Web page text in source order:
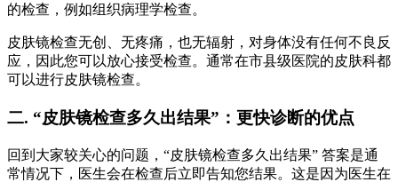
的检查，例如组织病理学检查。
皮肤镜检查无创、无疼痛，也无辐射，对身体没有任何不良反
应，因此您可以放心接受检查。通常在市县级医院的皮肤科都
可以进行皮肤镜检查。
二. “皮肤镜检查多久出结果”：更快诊断的优点
回到大家较关心的问题，“皮肤镜检查多久出结果” 答案是通
常情况下，医生会在检查后立即告知您结果。这是因为医生在